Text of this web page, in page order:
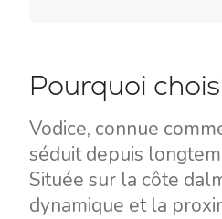
Pourquoi
Vodice, connue
séduit depuis
Située sur la côte
dynamique et la